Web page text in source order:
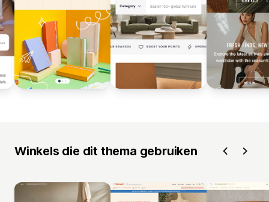
Winkels die dit thema gebruiken